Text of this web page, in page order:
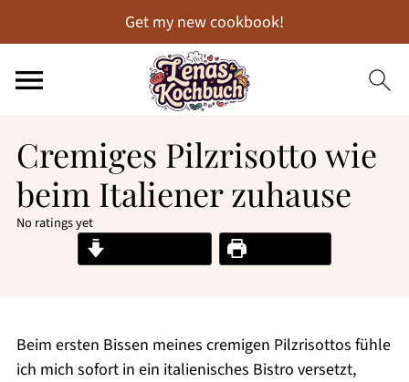
Get my new cookbook!
Cremiges Pilzrisotto wie
beim Italiener zuhause
No ratings yet
Print Recipe
Beim ersten Bissen meines cremigen Pilzrisottos fühle
ich mich sofort in ein italienisches Bistro versetzt,